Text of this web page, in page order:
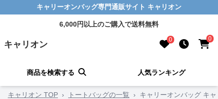
キャリーオンバッグ専門通販サイト キャリオン
6,000円以上のご購入で送料無料
キャリオン 0 0
商品を検索する 人気ランキング
キャリオン TOP › トートバッグの一覧 › キャリーオンバッグ キ